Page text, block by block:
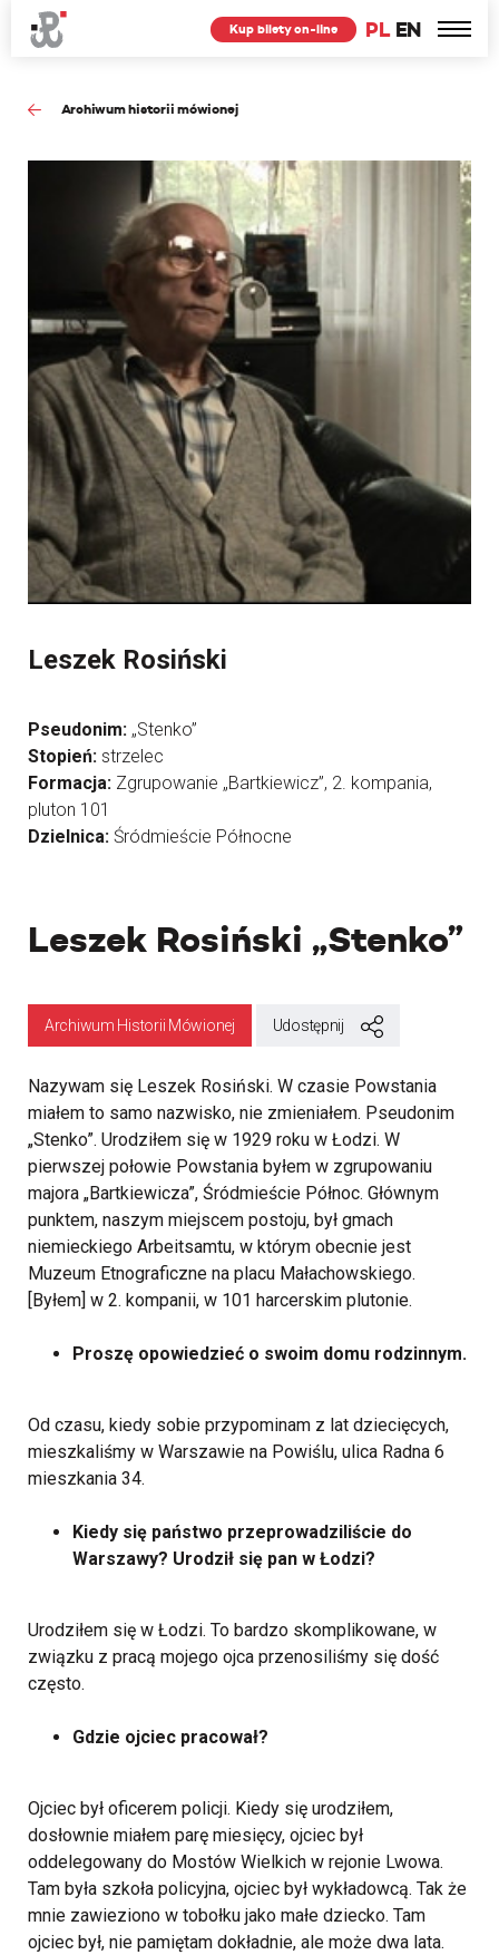
PL EN
Kup bilety on-line
Archiwum historii mówionej
Leszek Rosiński „Stenko”
Archiwum Historii Mówionej Udostępnij
Nazywam się Leszek Rosiński. W czasie Powstania
miałem to samo nazwisko, nie zmieniałem. Pseudonim
„Stenko”. Urodziłem się w 1929 roku w Łodzi. W
pierwszej połowie Powstania byłem w zgrupowaniu
majora „Bartkiewicza”, Śródmieście Północ. Głównym
punktem, naszym miejscem postoju, był gmach
niemieckiego Arbeitsamtu, w którym obecnie jest
Muzeum Etnograficzne na placu Małachowskiego.
[Byłem] w 2. kompanii, w 101 harcerskim plutonie.
Proszę opowiedzieć o swoim domu rodzinnym.
Od czasu, kiedy sobie przypominam z lat dziecięcych,
mieszkaliśmy w Warszawie na Powiślu, ulica Radna 6
mieszkania 34.
Kiedy się państwo przeprowadziliście do
Warszawy? Urodził się pan w Łodzi?
Urodziłem się w Łodzi. To bardzo skomplikowane, w
związku z pracą mojego ojca przenosiliśmy się dość
często.
Gdzie ojciec pracował?
Ojciec był oficerem policji. Kiedy się urodziłem,
dosłownie miałem parę miesięcy, ojciec był
oddelegowany do Mostów Wielkich w rejonie Lwowa.
Tam była szkoła policyjna, ojciec był wykładowcą. Tak że
mnie zawieziono w tobołku jako małe dziecko. Tam
ojciec był, nie pamiętam dokładnie, ale może dwa lata.
Leszek Rosiński
Pseudonim: „Stenko”
Stopień: strzelec
Formacja: Zgrupowanie „Bartkiewicz”, 2. kompania,
pluton 101
Dzielnica: Śródmieście Północne